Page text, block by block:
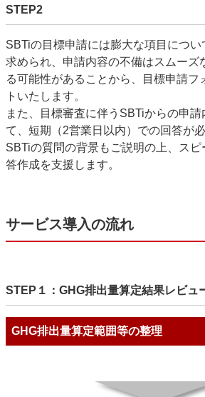
STEP2
SBTiの目標申請には膨大な項目につ
求められ、申請内容の不備はスムーズ
る可能性があることから、目標申請フ
トいたします。
また、目標審査に伴う SBTiからの申請
て、短期（2営業日以内）での回答が
SBTiの質問の背景もご説明の上、スピ
答作成を支援します。
サービス導入の流れ
STEP１：GHG排出量算定結果レビュ
GHG排出量算定範囲等の整理